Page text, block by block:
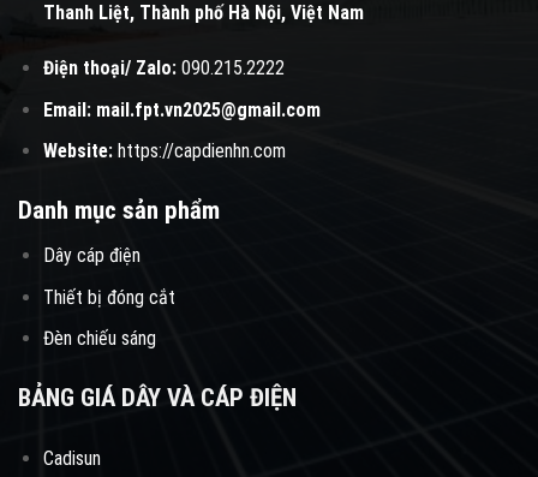
Thanh Liệt, Thành phố Hà Nội, Việt Nam
Điện thoại/ Zalo:090.215.2222
Email: mail.fpt.vn2025@gmail.com
Website: https://capdienhn.com
Danh mục sản phẩm
Dây cáp điện
Thiết bị đóng cắt
Đèn chiếu sáng
BẢNG GIÁ DÂY VÀ CÁP ĐIỆN
Cadisun